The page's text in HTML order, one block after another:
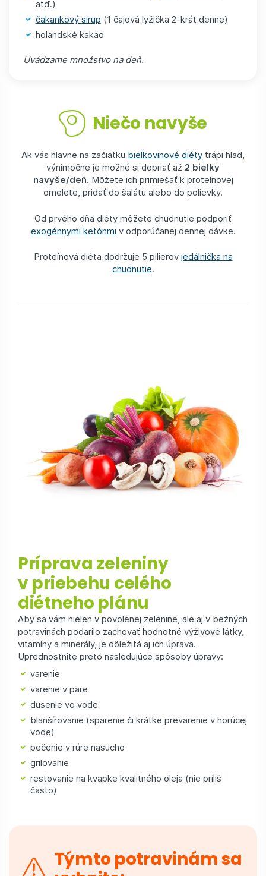
atď.)
čakankový sirup (1 čajová lyžička 2-krát denne)
holandské kakao
Uvádzame množstvo na deň.
Niečo navyše
Ak vás hlavne na začiatku bielkovinové diéty trápi hlad,
výnimočne je možné si dopriať až 2 bielky
navyše/deň. Môžete ich primiešať k proteínovej
omelete, pridať do šalátu alebo do polievky.
Od prvého dňa diéty môžete chudnutie podporiť
exogénnymi ketónmi v odporúčanej dennej dávke.
Proteínová diéta dodržuje 5 pilierov jedálnička na
chudnutie.
Príprava zeleniny
v priebehu celého
diétneho plánu
Aby sa vám nielen v povolenej zelenine, ale aj v bežných
potravinách podarilo zachovať hodnotné výživové látky,
vitamíny a minerály, je dôležitá aj ich úprava.
Uprednostnite preto nasledujúce spôsoby úpravy:
varenie
varenie v pare
dusenie vo vode
blanšírovanie (sparenie či krátke prevarenie v horúcej
vode)
pečenie v rúre nasucho
grilovanie
restovanie na kvapke kvalitného oleja (nie príliš
často)
Týmto potravinám sa